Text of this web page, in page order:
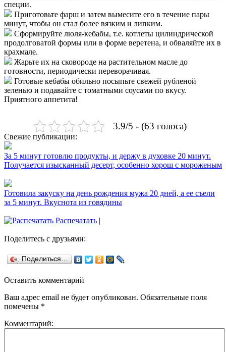
специи.
Приготовьте фарш и затем вымесите его в течение пары
минут, чтобы он стал более вязким и липким.
Сформируйте люля-кебабы, т.е. котлеты цилиндрической
продолговатой формы или в форме веретена, и обваляйте их в
крахмале.
Жарьте их на сковороде на растительном масле до
готовности, периодически переворачивая.
Готовые кебабы обильно посыпьте свежей рубленой
зеленью и подавайте с томатными соусами по вкусу.
Приятного аппетита!
3.9/5 - (63 голоса)
Свежие публикации:
За 5 минут готовлю продукты, и держу в духовке 20 минут.
Получается изысканный десерт, особенно хорош с мороженым
Готовила закуску на день рождения мужа 20 дней, а ее съели
за 5 минут. Вкуснота из говядины
Распечатать |
Поделитесь с друзьями:
Поделиться…
Оставить комментарий
Ваш адрес email не будет опубликован. Обязательные поля
помечены *
Комментарий: